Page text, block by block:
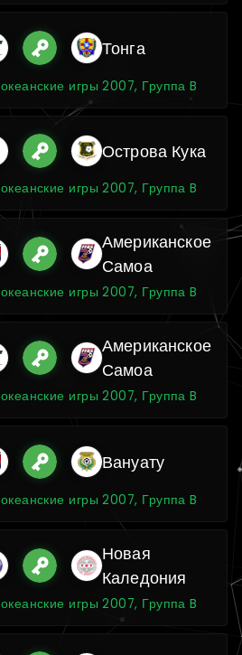
Тонга
игры 2007, Группа B
Острова Кука
игры 2007, Группа B
Американское
Самоа
игры 2007, Группа B
Американское
Самоа
игры 2007, Группа B
Вануату
игры 2007, Группа B
Новая
Каледония
игры 2007, Группа B